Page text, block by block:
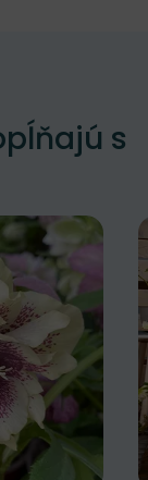
s